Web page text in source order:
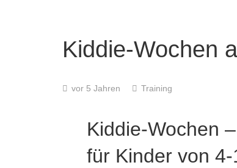
Kiddie-Wochen
vor 5 Jahren Training
Kiddie-Wochen
für Kinder von